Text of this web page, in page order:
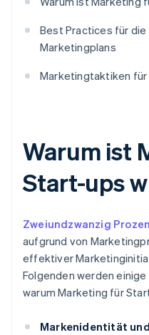
Best Practices für die
Marketingplans
Marketingtaktiken
Warum ist
Start-ups
Zweiundzwanzig
aufgrund von
effektiver
Folgenden werden
warum Marketing für
Markenidentität